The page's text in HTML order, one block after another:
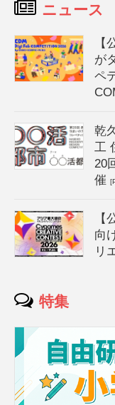
ニュース
が
ペ
乾
工
20
催
向
リ
特集